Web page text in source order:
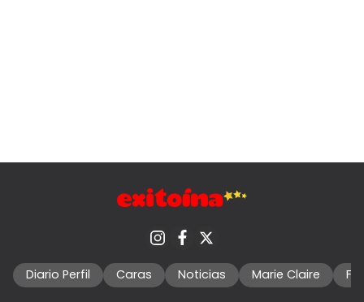
Diario Perfil Caras Noticias Marie Claire